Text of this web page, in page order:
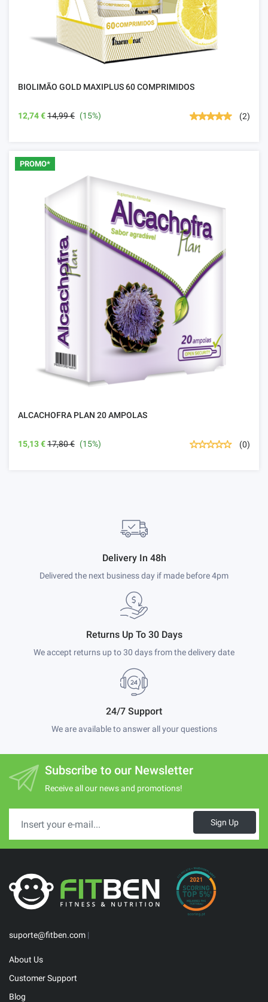
BIOLIMÃO GOLD MAXIPLUS 60 COMPRIMIDOS
12,74 €14,99 € (15%) (2)
PROMO*
ALCACHOFRA PLAN 20 AMPOLAS
15,13 €17,80 € (15%) (0)
Delivery In 48h
Delivered the next business day if made before 4pm
Returns Up To 30 Days
We accept returns up to 30 days from the delivery date
24/7 Support
We are available to answer all your questions
Subscribe to our Newsletter
Receive all our news and promotions!
Sign Up
suporte@fitben.com |
About Us
Customer Support
Blog